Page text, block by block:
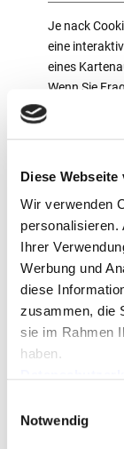
Diese
Wir verwenden
personalisieren.
Ihrer
Werbung und
diese
zusammen, die
sie im Rahmen
haben.
Notwendig
Je nack
eine
eines
Wenn Sie
nicht,
sind
persönliche
Gerne
zu
Felder mit*